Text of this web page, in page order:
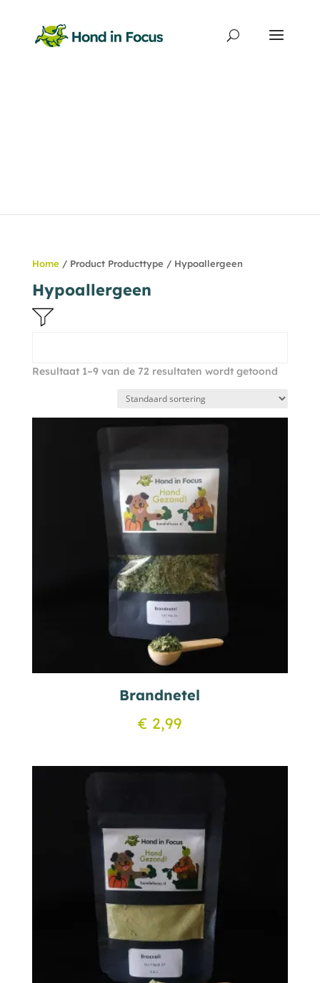
Home/ Product Producttype / Hypoallergeen
Hypoallergeen
Resultaat 1–9 van de 72 resultaten wordt getoond
Brandnetel
€ 2,99